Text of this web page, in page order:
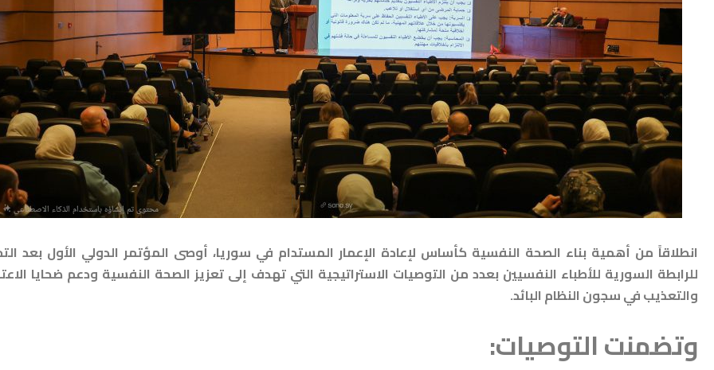
انطلاقاً من أهمية بناء الصحة النفسية كأساس لإعادة الإعمار المستدام في سوريا، أوصى المؤتمر الدولي الأول بعد
للرابطة السورية للأطباء النفسيين بعدد من التوصيات الاستراتيجية التي تهدف إلى تعزيز الصحة النفسية ودعم ضحايا
والتعذيب في سجون النظام البائد.
وتضمنت التوصيات: